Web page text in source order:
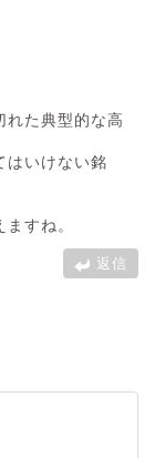
れた典型的な高
はいけない銘
すね。
返信